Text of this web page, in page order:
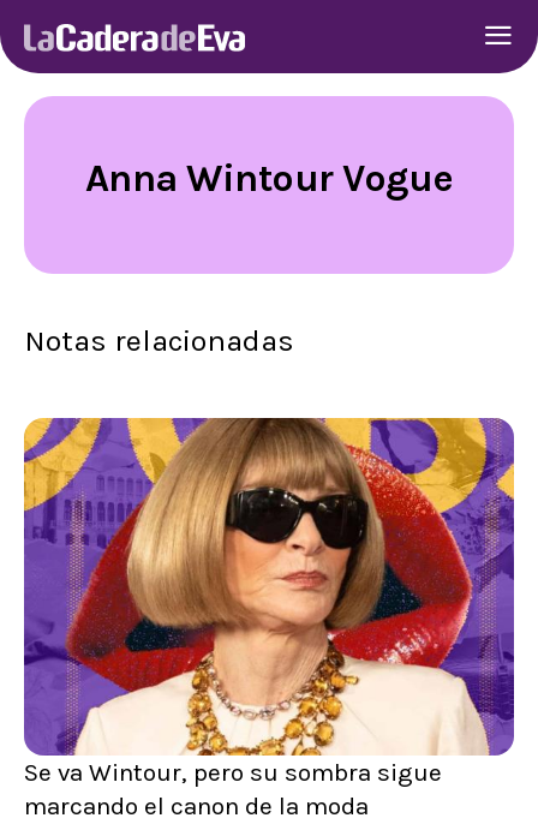
Anna Wintour Vogue
Notas relacionadas
Se va Wintour, pero su sombra sigue
marcando el canon de la moda